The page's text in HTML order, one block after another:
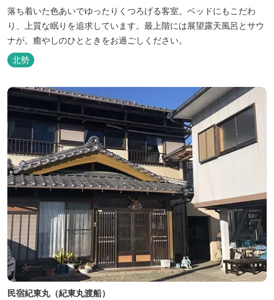
落ち着いた色あいでゆったりくつろげる客室。ベッドにもこだわ
り、上質な眠りを追求しています。最上階には展望露天風呂とサウ
ナが。癒やしのひとときをお過ごしください。
北勢
民宿紀東丸（紀東丸渡船）